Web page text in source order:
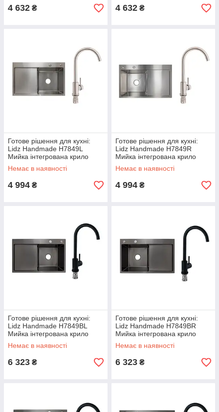
4 632 ₴ 4 632 ₴
Готове рішення для кухні:
Lidz Handmade H7849L
Мийка інтегрована крило
зліва Brushed Steel+Lidz Aria
015F Змішувач для кухні
Немає в наявності
4 994 ₴
Готове рішення для кухні:
Lidz Handmade H7849R
Мийка інтегрована крило
зправа Brushed Steel+Lidz
Aria 015F Змішувач для кухні
Немає в наявності
4 994 ₴
Готове рішення для кухні:
Lidz Handmade H7849BL
Мийка інтегрована крило
зліва Brushed Black PVD+Lidz
Aria 015F Змішувач для кухні
Немає в наявності
6 323 ₴
Готове рішення для кухні:
Lidz Handmade H7849BR
Мийка інтегрована крило
зправа Brushed Black
PVD+Lidz Aria 015F Змішувач
Немає в наявності
6 323 ₴